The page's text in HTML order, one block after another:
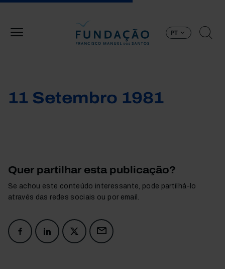
PT
11 Setembro 1981
Quer partilhar esta publicação?
Se achou este conteúdo interessante, pode partilhá-lo
através das redes sociais ou por email.